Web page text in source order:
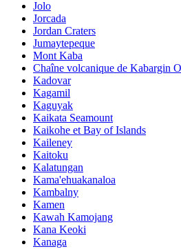
Jolo
Jorcada
Jordan Craters
Jumaytepeque
Mont Kaba
Chaîne volcanique de Kabargin
Kadovar
Kagamil
Kaguyak
Kaikata Seamount
Kaikohe et Bay of Islands
Kaileney
Kaitoku
Kalatungan
Kama'ehuakanaloa
Kambalny
Kamen
Kawah Kamojang
Kana Keoki
Kanaga